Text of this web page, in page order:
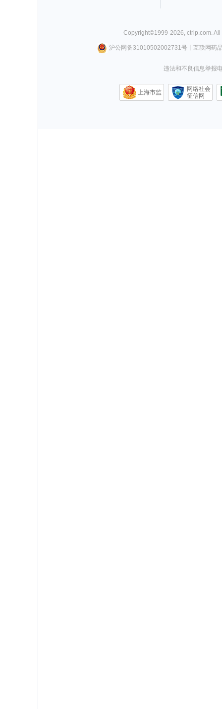
Copyright©1999-2026 ctrip.com .
沪公网备31010502002731号丨 互联网药
违法和不良信息举报
上海市监
网络社会
征信网